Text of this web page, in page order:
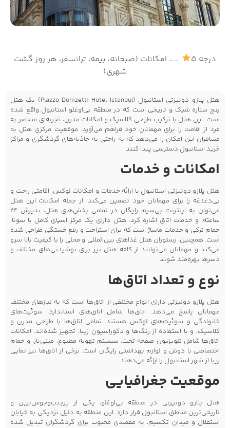
درجه 5
__ امکانات (صبحانه، بیمه، ترانسفر، هر روز گشت
شهری)
هتل پلازو دونیزتی استانبول (Plazzo Donizetti Hotel Istanbul) یک هتل
پنج ستاره شیک و تاریخی است که در منطقه بی‌اوغلو استانبول واقع شده
است. این هتل با ترکیب طراحی کلاسیک و امکانات مدرن، تجربه‌ای منحصر به
فرد از اقامت را برای مهمانان خود فراهم می‌آورد. موقعیت مرکزی هتل به
مسافران این امکان را می‌دهد که به راحتی به جاذبه‌های گردشگری و مراکز
خرید استانبول دسترسی پیدا کنند.
امکانات و خدمات
هتل پلازو دونیزتی استانبول با ارائه خدمات و امکانات لوکس، اقامتی راحت و
بی‌دغدغه را برای مهمانان خود تضمین می‌کند. از جمله امکانات این هتل
می‌توان به اینترنت بی‌سیم رایگان در تمامی بخش‌های هتل، پذیرش 24
ساعته، و خدمات اتاق اشاره کرد. هتل دارای یک مرکز اسپای کامل با سونا،
حمام ترکی و خدمات ماساژ است که برای استراحت و رفع خستگی طراحی شده
است. همچنین، رستوران هتل غذاهای بین‌المللی و محلی را با کیفیت بالا سرو
می‌کند و مهمانان می‌توانند از کافه هتل نیز برای نوشیدنی‌های مختلف و
دسرها بهره‌مند شوند.
نوع و تعداد اتاق‌ها
هتل پلازو دونیزتی دارای انواع مختلفی از اتاق‌ها است که به نیازهای مختلف
مهمانان پاسخ می‌دهد. اتاق‌ها شامل اتاق‌های استاندارد، سوئیت‌های
خانوادگی و سوئیت‌های لوکس هستند. تمامی اتاق‌ها با طراحی مدرن و
کلاسیک، و با استفاده از رنگ‌ها و دکوراسیون زیبا، تجهیز شده‌اند. امکانات
اتاق‌ها شامل تلویزیون صفحه تخت، سیستم تهویه مطبوع، مینی‌بار، و حمام
اختصاصی با دوش و لوازم بهداشتی رایگان است. برخی از اتاق‌ها نیز نمایی
زیبا از شهر استانبول را ارائه می‌دهند.
موقعیت جغرافیایی
هتل پلازو دونیزتی در منطقه بی‌اوغلو، یکی از پرجنب‌وجوش‌ترین و
تاریخی‌ترین مناطق استانبول قرار دارد. این منطقه به دلیل نزدیکی به خیابان
استقلال و میدان تکسیم، به مقصدی محبوب برای گردشگران تبدیل شده